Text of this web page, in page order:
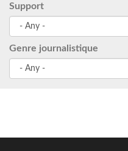
Support
Genre journalistique